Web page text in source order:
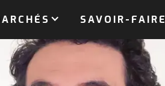
SAVOIR-FAIRE